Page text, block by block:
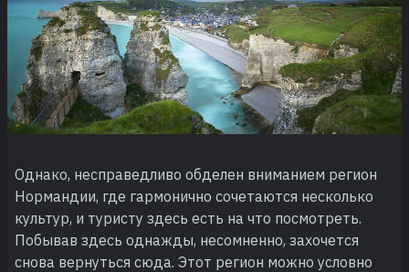
Однако, несправедливо обделен вниманием регион
Нормандии, где гармонично сочетаются несколько
культур, и туристу здесь есть на что посмотреть.
Побывав здесь однажды, несомненно, захочется
снова вернуться сюда. Этот регион можно условно